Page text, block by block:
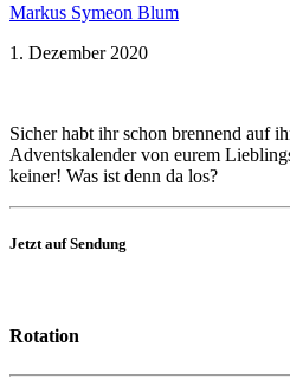
Markus Symeon Blum
1. Dezember 2020
Sicher habt ihr schon brennend auf
Adventskalender von eurem
keiner! Was ist denn da los?
Jetzt auf Sendung
Rotation